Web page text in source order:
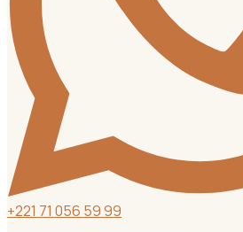
+221 71 056 59 99